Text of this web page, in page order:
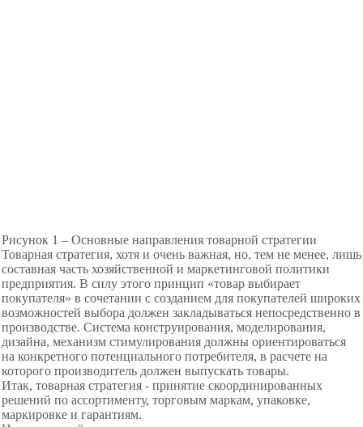
Рисунок 1 – Основные направления товарной стратегии
Товарная стратегия, хотя и очень важная, но, тем не менее, лишь
составная часть хозяйственной и маркетинговой политики
предприятия. В силу этого принцип «товар выбирает
покупателя» в сочетании с созданием для покупателей широких
возможностей выбора должен закладываться непосредственно в
производстве. Система конструирования, моделирования,
дизайна, механизм стимулирования должны ориентироваться
на конкретного потенциального потребителя, в расчете на
которого производитель должен выпускать товары.
Итак, товарная стратегия - принятие скоординированных
решений по ассортименту, торговым маркам, упаковке,
маркировке и гарантиям.